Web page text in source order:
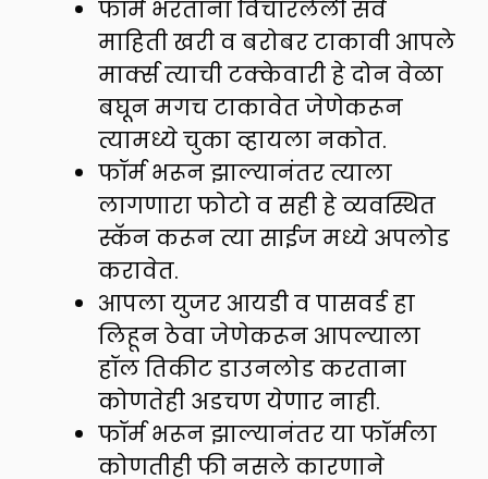
फॉर्म भरताना विचारलेली सर्व
माहिती खरी व बरोबर टाकावी आपले
मार्क्स त्याची टक्केवारी हे दोन वेळा
बघून मगच टाकावेत जेणेकरून
त्यामध्ये चुका व्हायला नकोत.
फॉर्म भरून झाल्यानंतर त्याला
लागणारा फोटो व सही हे व्यवस्थित
स्कॅन करून त्या साईज मध्ये अपलोड
करावेत.
आपला युजर आयडी व पासवर्ड हा
लिहून ठेवा जेणेकरून आपल्याला
हॉल तिकीट डाउनलोड करताना
कोणतेही अडचण येणार नाही.
फॉर्म भरून झाल्यानंतर या फॉर्मला
कोणतीही फी नसले कारणाने